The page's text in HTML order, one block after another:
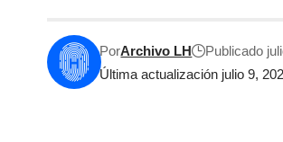
Última actualización julio 9,
PorArchivo LH Publicado